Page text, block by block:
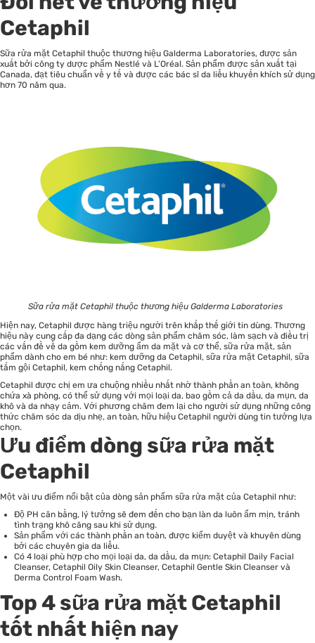
Cetaphil
Sữa rửa mặt Cetaphil thuộc thương hiệu Galderma Laboratories, được sản
xuất bởi công ty dược phẩm Nestlé và L’Oréal. Sản phẩm được sản xuất tại
Canada, đạt tiêu chuẩn về y tế và được các bác sĩ da liễu khuyến khích sử dụng
hơn 70 năm qua.
Sữa rửa mặt Cetaphil thuộc thương hiệu Galderma Laboratories
Hiện nay, Cetaphil được hàng triệu người trên khắp thế giới tin dùng. Thương
hiệu này cung cấp đa dạng các dòng sản phẩm chăm sóc, làm sạch và điều trị
các vấn đề về da gồm kem dưỡng ẩm da mặt và cơ thể, sữa rửa mặt, sản
phẩm dành cho em bé như: kem dưỡng da Cetaphil, sữa rửa mặt Cetaphil, sữa
tắm gội Cetaphil, kem chống nắng Cetaphil.
Cetaphil được chị em ưa chuộng nhiều nhất nhờ thành phần an toàn, không
chứa xà phòng, có thể sử dụng với mọi loại da, bao gồm cả da dầu, da mụn, da
khô và da nhạy cảm. Với phương châm đem lại cho người sử dụng những công
thức chăm sóc da dịu nhẹ, an toàn, hữu hiệu Cetaphil người dùng tin tưởng lựa
chọn.
Ưu điểm dòng sữa rửa mặt
Cetaphil
Một vài ưu điểm nổi bật của dòng sản phẩm sữa rửa mặt của Cetaphil như:
Độ PH cân bằng, lý tưởng sẽ đem đến cho bạn làn da luôn ẩm mịn, tránh
tình trạng khô căng sau khi sử dụng.
Sản phẩm với các thành phần an toàn, được kiểm duyệt và khuyên dùng
bởi các chuyên gia da liễu.
Có 4 loại phù hợp cho mọi loại da, da dầu, da mụn: Cetaphil Daily Facial
Cleanser, Cetaphil Oily Skin Cleanser, Cetaphil Gentle Skin Cleanser và
Derma Control Foam Wash.
Top 4 sữa rửa mặt Cetaphil
tốt nhất hiện nay